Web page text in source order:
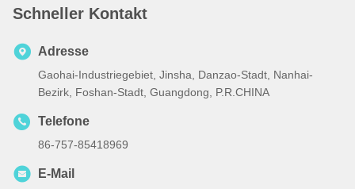
Schneller Kontakt
Adresse
Gaohai-Industriegebiet, Jinsha, Danzao-Stadt, Nanhai-
Bezirk, Foshan-Stadt, Guangdong, P.R.CHINA
Telefone
86-757-85418969
E-Mail